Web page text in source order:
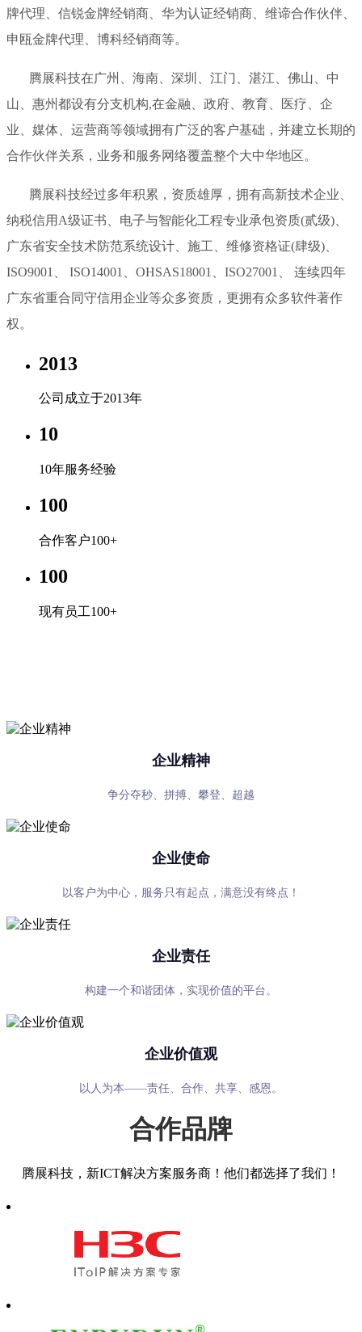
牌代理、信锐金牌经销商、华为认证经销商、维谛合作伙伴、
申瓯金牌代理、博科经销商等。
腾展科技在广州、海南、深圳、江门、湛江、佛山、中
山、惠州都设有分支机构,在金融、政府、教育、医疗、企
业、媒体、运营商等领域拥有广泛的客户基础，并建立长期的
合作伙伴关系，业务和服务网络覆盖整个大中华地区。
腾展科技经过多年积累，资质雄厚，拥有高新技术企业、
纳税信用A级证书、电子与智能化工程专业承包资质(贰级)、
广东省安全技术防范系统设计、施工、维修资格证(肆级)、
ISO9001、 ISO14001、OHSAS18001、ISO27001、 连续四年
广东省重合同守信用企业等众多资质，更拥有众多软件著作
权。
2013
公司成立于2013年
10
10年服务经验
100
合作客户100+
100
现有员工100+
企业精神
争分夺秒、拼搏、攀登、超越
企业使命
以客户为中心，服务只有起点，满意没有终点！
企业责任
构建一个和谐团体，实现价值的平台。
企业价值观
以人为本——责任、合作、共享、感恩。
合作品牌
腾展科技，新ICT解决方案服务商！他们都选择了我们！